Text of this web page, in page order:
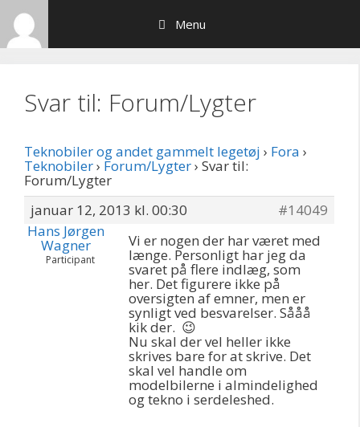
Hop
indhold
Menu
Svar til: Forum/Lygter
Teknobiler og andet gammelt legetøj › Fora ›
Teknobiler› Forum/Lygter› Svar til:
Forum/Lygter
januar 12, 2013 kl. 00:30
#14049
Hans Jørgen
Wagner
Participant
Vi er nogen der har været med
længe. Personligt har jeg da
svaret på flere indlæg, som
her. Det figurere ikke på
oversigten af emner, men er
synligt ved besvarelser. Sååå
kik der. 😉
Nu skal der vel heller ikke
skrives bare for at skrive. Det
skal vel handle om
modelbilerne i almindelighed
og tekno i serdeleshed.